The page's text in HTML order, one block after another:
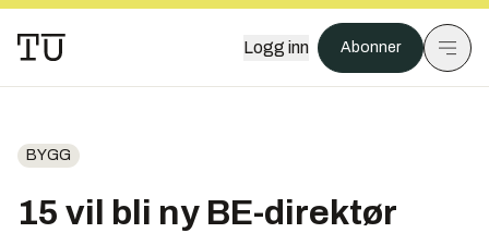
Logg inn Abonner
BYGG
15 vil bli ny BE-direktør